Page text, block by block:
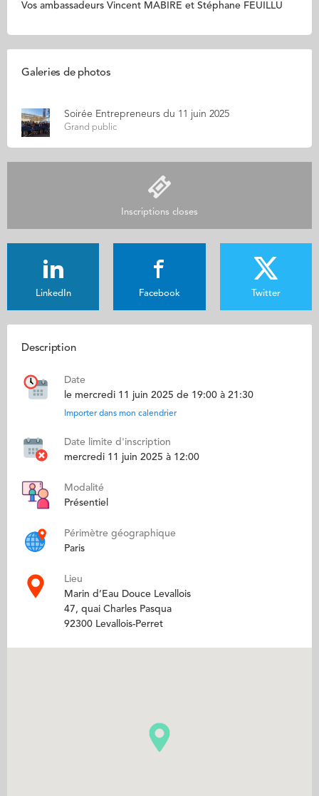
Vos ambassadeurs Vincent MABIRE et Stéphane FEUILLU
Galeries de photos
Soirée Entrepreneurs du 11 juin 2025
Grand public
Inscriptions closes
LinkedIn Facebook Twitter
Description
Date
le mercredi 11 juin 2025 de 19:00 à 21:30
Importer dans mon calendrier
Date limite d'inscription
mercredi 11 juin 2025 à 12:00
Modalité
Présentiel
Périmètre géographique
Paris
Lieu
Marin d’Eau Douce Levallois
47, quai Charles Pasqua
92300 Levallois-Perret